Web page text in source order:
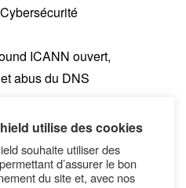
ICANN ouvert,
abus du DNS
Noms de domaine
utilise des cookies
souhaite utiliser des
d’assurer le bon
du site et, avec nos